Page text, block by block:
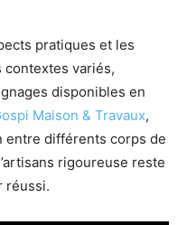
pratiques et les
contextes variés,
disponibles en
Maison & Travaux,
entre différents corps de
rigoureuse reste
réussi.